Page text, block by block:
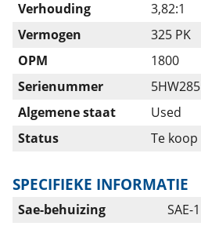
Verhouding
3,82:1
Vermogen
325 PK
OPM
1800
Serienummer
5HW285
Algemene staat
Used
Status
Te koop
SPECIFIEKE INFORMATIE
Sae-behuizing
SAE-1